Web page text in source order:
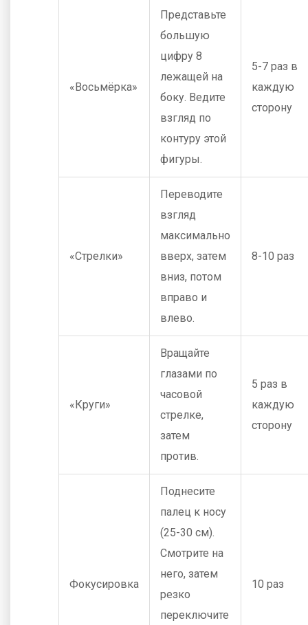
«Восьмёрка»
Представьте
большую
цифру 8
лежащей на
боку. Ведите
взгляд по
контуру этой
фигуры.
5-7 раз в
каждую
сторону
«Стрелки»
Переводите
взгляд
максимально
вверх, затем
вниз, потом
вправо и
влево.
8-10 раз
«Круги»
Вращайте
глазами по
часовой
стрелке,
затем
против.
5 раз в
каждую
сторону
Фокусировка
Поднесите
палец к носу
(25-30 см).
Смотрите на
него, затем
резко
переключите
10 раз